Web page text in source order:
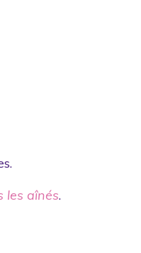
les aînés.